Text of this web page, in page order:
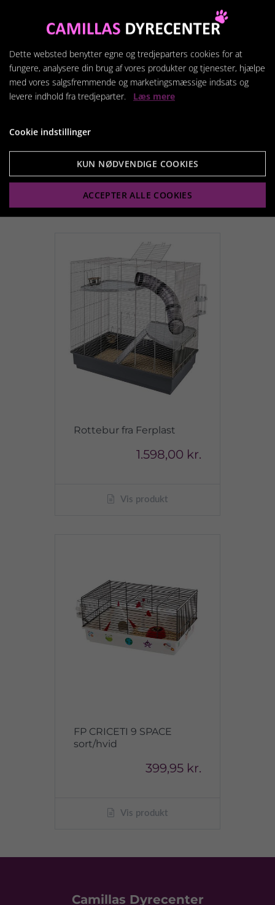
Gabry 50 gnaverbur
1.049,95 kr.
Vis produkt
Rottebur fra Ferplast
1.598,00 kr.
Vis produkt
FP CRICETI 9 SPACE
sort/hvid
399,95 kr.
Vis produkt
Camillas Dyrecenter
Dette websted benytter egne og tredjeparters cookies for at
fungere, analysere din brug af vores produkter og tjenester, hjælpe
med vores salgsfremmende og marketingsmæssige indsats og
levere indhold fra tredjeparter. Læs mere
Cookie indstillinger
KUN NØDVENDIGE COOKIES
ACCEPTER ALLE COOKIES